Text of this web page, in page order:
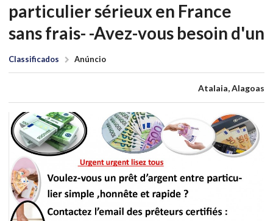
particulier sérieux en France
sans frais- -Avez-vous besoin d'un
Classificados Anúncio
Atalaia, Alagoas